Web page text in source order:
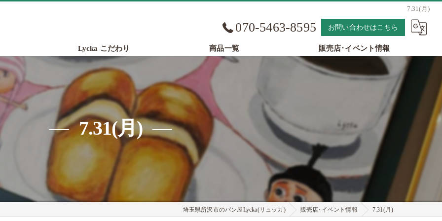
7.31(月)
070-5463-8595 お問い合わせはこちら
Lycka こだわり 商品一覧 販売店･イベント情報
7.31(月)
埼玉県所沢市のパン屋Lycka(リュッカ) 販売店･イベント情報 7.31(月)